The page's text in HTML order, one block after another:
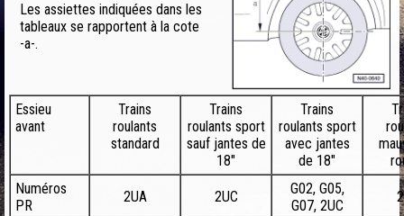
Les assiettes indiquées dans les
tableaux se rapportent à la cote
-a-.
Essieu
avant
Trains
roulants
standard
Trains
roulants sport
sauf jantes de
18"
Trains
roulants sport
avec jantes
de 18"
Numéros
PR
2UA 2UC
G02, G05,
G07, 2UC